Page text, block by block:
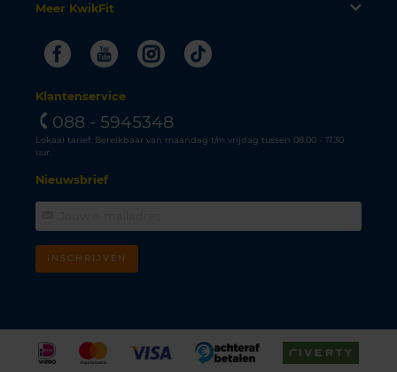
Meer KwikFit
FacebookYoutubeInstagram
Tiktok
Klantenservice
088 - 5945348
Lokaal tarief. Bereikbaar van maandag t/m vrijdag tussen 08.00 - 17.30
uur.
Nieuwsbrief
INSCHRIJVEN